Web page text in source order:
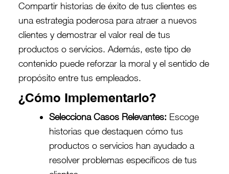
Compartir historias de éxito de tus clientes es
una estrategia poderosa para atraer a nuevos
clientes y demostrar el valor real de tus
productos o servicios. Además, este tipo de
contenido puede reforzar la moral y el sentido de
propósito entre tus empleados.
¿Cómo Implementarlo?
Selecciona Casos Relevantes: Escoge
historias que destaquen cómo tus
productos o servicios han ayudado a
resolver problemas específicos de tus